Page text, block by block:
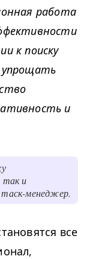
работа
к поиску
и
так и
менеджер.
все